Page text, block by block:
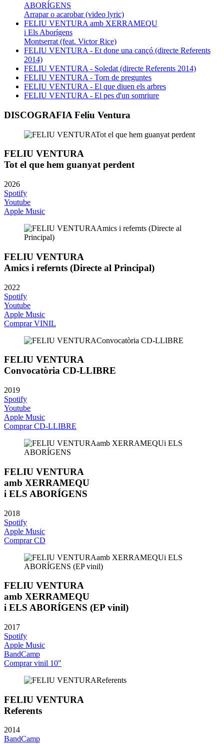
ABORÍGENS
Arrapar o acarobar (video lyric)
FELIU VENTURA amb XERRAMEQU
i Els Aborígens
Montserrat (feat. Victor Rice)
FELIU VENTURA - Et done una cançó (directe Referents
2014)
FELIU VENTURA - Soledat (directe Referents 2014)
FELIU VENTURA - Torn de preguntes
FELIU VENTURA - El que diuen els arbres
FELIU VENTURA - El pes d'un somriure
DISCOGRAFIA Feliu Ventura
FELIU VENTURA
Tot el que hem guanyat perdent
2026
Spotify
Youtube
Apple Music
FELIU VENTURA
Amics i refernts (Directe al Principal)
2022
Spotify
Youtube
Apple Music
Comprar VINIL
FELIU VENTURA
Convocatòria CD-LLIBRE
2019
Spotify
Youtube
Apple Music
Comprar CD-LLIBRE
FELIU VENTURA
amb XERRAMEQU
i ELS ABORÍGENS
2018
Spotify
Apple Music
Comprar CD
FELIU VENTURA
amb XERRAMEQU
i ELS ABORÍGENS (EP vinil)
2017
Spotify
Apple Music
BandCamp
Comprar vinil 10"
FELIU VENTURA
Referents
2014
BandCamp